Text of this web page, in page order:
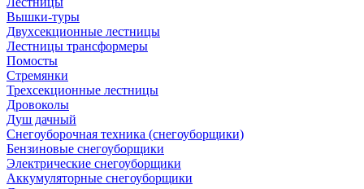
Вышки-туры
Двухсекционные лестницы
Лестницы трансформеры
Помосты
Стремянки
Трехсекционные лестницы
Дровоколы
Душ дачный
Снегоуборочная техника (снегоуборщики)
Бензиновые снегоуборщики
Электрические снегоуборщики
Аккумуляторные снегоуборщики